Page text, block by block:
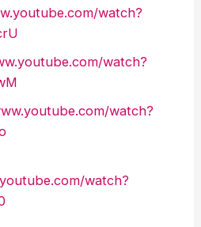
watch?
watch?
watch?
watch?